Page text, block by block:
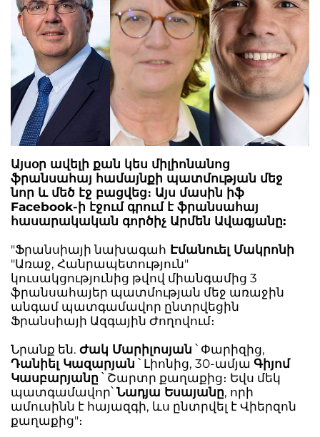
Այսօր ավելի քան կես միլիոնանոց
ֆրանսահայ համայնքի պատմության մեջ
նոր և մեծ էջ բացվեց։ Այս մասին իֆ
Facebook-ի էջում գրում է ֆրանսահայ
հասարակական գործիչ Արմեն Ավագյանը:
"Ֆրանսիայի նախագահ Էմանուել Մակրոնի
"Առաջ, Հանրապետություն"
կուսակցությունից թվով միանգամից 3
ֆրանսահայեր պատմության մեջ առաջին
անգամ պատգամավոր ընտրվեցին
Ֆրանսիայի Ազգային Ժողովում։
Նրանք են. Ժակ Մարիլոսյան ՝ Փարիզից,
Դանիել Կազարյան ՝ Լիոնից, 30-ամյա Գիյոմ
Կասբարյանը ՝ Շարտր քաղաքից։ Եվս մեկ
պատգամավոր՝ Նադյա Եսայանը, որի
ամուսինն է հայազգի, ևս ընտրվել է Վիերզոն
քաղաքից"։